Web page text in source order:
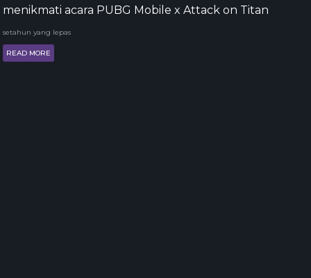
menikmati acara PUBG Mobile x Attack on Titan
setahun yang lepas
READ MORE